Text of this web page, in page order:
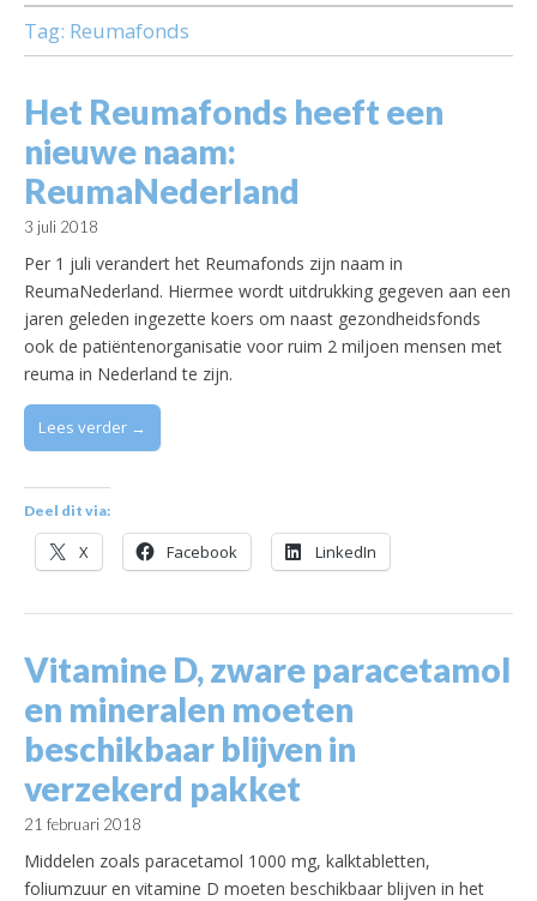
Tag: Reumafonds
Het Reumafonds heeft een
nieuwe naam:
ReumaNederland
3 juli 2018
Per 1 juli verandert het Reumafonds zijn naam in
ReumaNederland. Hiermee wordt uitdrukking gegeven aan een
jaren geleden ingezette koers om naast gezondheidsfonds
ook de patiëntenorganisatie voor ruim 2 miljoen mensen met
reuma in Nederland te zijn.
Lees verder →
Deel dit via:
X Facebook LinkedIn
Vitamine D, zware paracetamol
en mineralen moeten
beschikbaar blijven in
verzekerd pakket
21 februari 2018
Middelen zoals paracetamol 1000 mg, kalktabletten,
foliumzuur en vitamine D moeten beschikbaar blijven in het